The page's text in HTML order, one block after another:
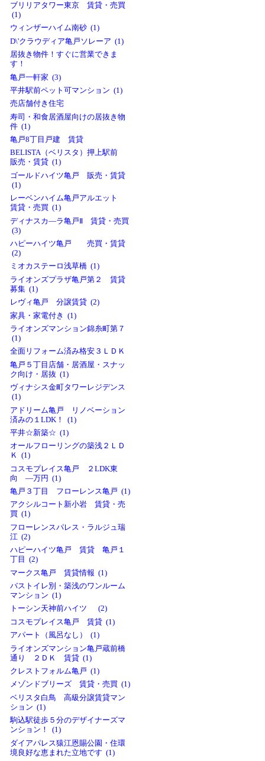
ブリリアタワー東京 賃貸・売買
(1)
ウィンザーハイム南砂 (1)
D\'クラウディア亀戸ソレーア (1)
居抜き物件！すぐに営業できま
す！
亀戸一軒家 (3)
平井駅前ペット可マンション (1)
売店舗付き住宅
寿司・和食居酒屋向けの居抜き物
件 (1)
亀戸8丁目戸建 賃貸
BELISTA（ベリスタ）押上駅前
販売・賃貸 (1)
ゴールドハイツ亀戸 販売・賃貸
(1)
レーベンハイム亀戸アルエット
賃貸・売買 (1)
ディナスカ―ラ亀戸Ⅱ 賃貸・売買
(3)
ハピーハイツ亀戸 売買・賃貸
(2)
ミオカステーロ浅草橋 (1)
ライオンズプラザ亀戸第２ 賃貸
募集 (1)
レヴィ亀戸 分譲賃貸 (2)
家具・家電付き (1)
ライオンズマンション錦糸町第７
(1)
全面リフォーム済み格安３ＬＤＫ
亀戸５丁目店舗・居酒屋・スナッ
ク向け・居抜 (1)
ヴィナシス金町タワーレジデンス
(1)
アドリーム亀戸 リノベーション
済みの１LDK！ (1)
平井☆新築☆ (1)
オールフローリングの築浅２ＬＤ
Ｋ (1)
コスモプレイス亀戸 ２LDK東
向 ―万円 (1)
亀戸３丁目 フローレンス亀戸 (1)
アクシルコート新小岩 賃貸・売
買 (1)
フローレンスパレス・ラルジュ瑞
江 (2)
ハピーハイツ亀戸 賃貸 亀戸１
丁目 (2)
マークス亀戸 賃貸情報 (1)
バストイレ別・築浅のワンルーム
マンション (1)
トーシン天神前ハイツ (2)
コスモプレイス亀戸 賃貸 (1)
アパート（風呂なし） (1)
ライオンズマンション亀戸蔵前橋
通り ２ＤＫ 賃貸 (1)
クレストフォルム亀戸 (1)
メゾンドブリーズ 賃貸・売買 (1)
ベリスタ白鳥 高級分譲賃貸マン
ション (1)
駒込駅徒歩５分のデザイナーズマ
ンション！ (1)
ダイアパレス猿江恩賜公園・住環
境良好な恵まれた立地です (1)